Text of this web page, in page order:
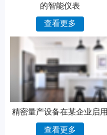
的智能仪表
查看更多
精密量产设备在某企业启用
查看更多